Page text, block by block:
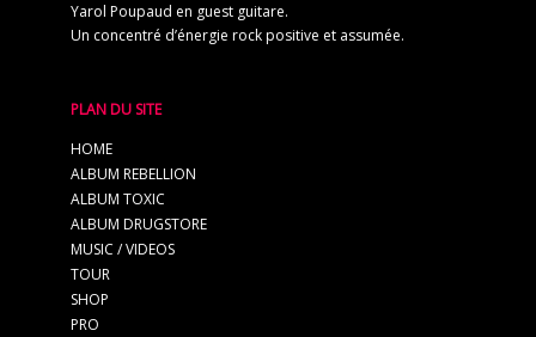
Yarol Poupaud en guest guitare.
Un concentré d’énergie rock positive et assumée.
PLAN DU SITE
HOME
ALBUM REBELLION
ALBUM TOXIC
ALBUM DRUGSTORE
MUSIC / VIDEOS
TOUR
SHOP
PRO